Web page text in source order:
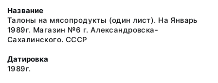
Название
Талоны на мясопродукты (один лист). На Январь
1989г. Магазин №6 г. Александровска-
Сахалинского. СССР
Датировка
1989г.